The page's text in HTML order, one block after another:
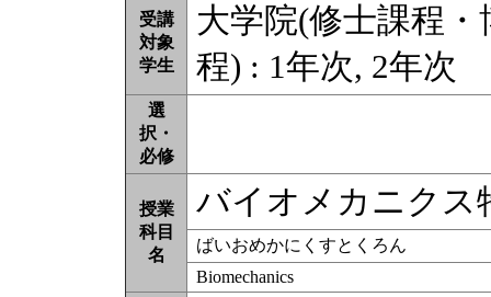
受講
対象
学生
大学院(修士課程
程) : 1年次, 2年次
選
択・
必修
授業
科目
名
バイオメカニクス
ばいおめかにくすとくろん
Biomechanics